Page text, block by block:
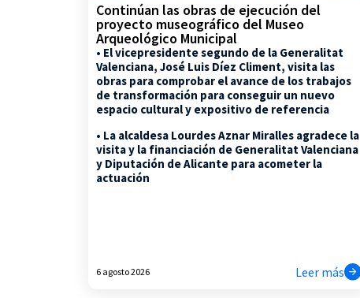
Continúan las obras de ejecución del
proyecto museográfico del Museo
Arqueológico Municipal
• El vicepresidente segundo de la Generalitat
Valenciana, José Luis Díez Climent, visita las
obras para comprobar el avance de los trabajos
de transformación para conseguir un nuevo
espacio cultural y expositivo de referencia
• La alcaldesa Lourdes Aznar Miralles agradece la
visita y la financiación de Generalitat Valenciana
y Diputación de Alicante para acometer la
actuación
6 agosto 2026 Leer más